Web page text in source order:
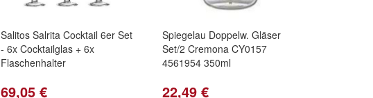
Salitos Salrita Cocktail 6er Set
- 6x Cocktailglas + 6x
Flaschenhalter
69,05 €
Spiegelau Doppelw. Gläser
Set/2 Cremona CY0157
4561954 350ml
22,49 €